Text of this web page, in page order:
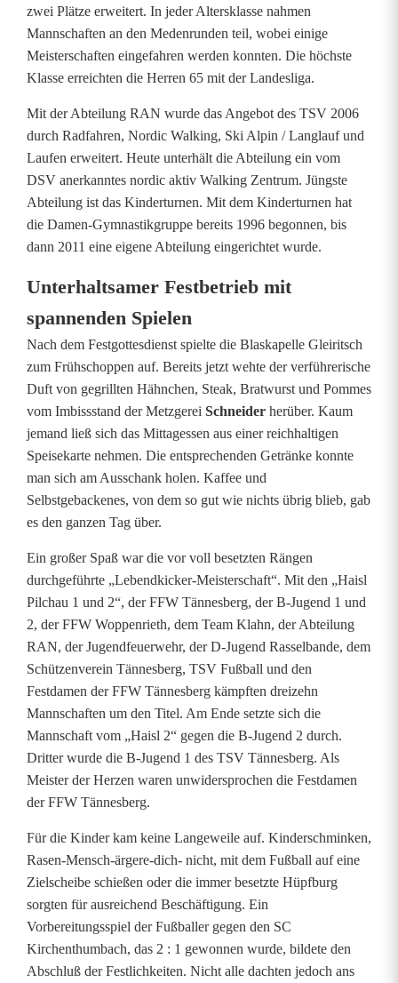
zwei Plätze erweitert. In jeder Altersklasse nahmen
Mannschaften an den Medenrunden teil, wobei einige
Meisterschaften eingefahren werden konnten. Die höchste
Klasse erreichten die Herren 65 mit der Landesliga.
Mit der Abteilung RAN wurde das Angebot des TSV 2006
durch Radfahren, Nordic Walking, Ski Alpin / Langlauf und
Laufen erweitert. Heute unterhält die Abteilung ein vom
DSV anerkanntes nordic aktiv Walking Zentrum. Jüngste
Abteilung ist das Kinderturnen. Mit dem Kinderturnen hat
die Damen-Gymnastikgruppe bereits 1996 begonnen, bis
dann 2011 eine eigene Abteilung eingerichtet wurde.
Unterhaltsamer Festbetrieb mit
spannenden Spielen
Nach dem Festgottesdienst spielte die Blaskapelle Gleiritsch
zum Frühschoppen auf. Bereits jetzt wehte der verführerische
Duft von gegrillten Hähnchen, Steak, Bratwurst und Pommes
vom Imbissstand der Metzgerei Schneider herüber. Kaum
jemand ließ sich das Mittagessen aus einer reichhaltigen
Speisekarte nehmen. Die entsprechenden Getränke konnte
man sich am Ausschank holen. Kaffee und
Selbstgebackenes, von dem so gut wie nichts übrig blieb, gab
es den ganzen Tag über.
Ein großer Spaß war die vor voll besetzten Rängen
durchgeführte „Lebendkicker-Meisterschaft“. Mit den „Haisl
Pilchau 1 und 2“, der FFW Tännesberg, der B-Jugend 1 und
2, der FFW Woppenrieth, dem Team Klahn, der Abteilung
RAN, der Jugendfeuerwehr, der D-Jugend Rasselbande, dem
Schützenverein Tännesberg, TSV Fußball und den
Festdamen der FFW Tännesberg kämpften dreizehn
Mannschaften um den Titel. Am Ende setzte sich die
Mannschaft vom „Haisl 2“ gegen die B-Jugend 2 durch.
Dritter wurde die B-Jugend 1 des TSV Tännesberg. Als
Meister der Herzen waren unwidersprochen die Festdamen
der FFW Tännesberg.
Für die Kinder kam keine Langeweile auf. Kinderschminken,
Rasen-Mensch-ärgere-dich- nicht, mit dem Fußball auf eine
Zielscheibe schießen oder die immer besetzte Hüpfburg
sorgten für ausreichend Beschäftigung. Ein
Vorbereitungsspiel der Fußballer gegen den SC
Kirchenthumbach, das 2 : 1 gewonnen wurde, bildete den
Abschluß der Festlichkeiten. Nicht alle dachten jedoch ans